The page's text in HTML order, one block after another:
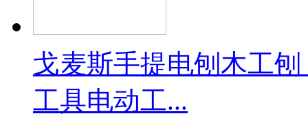
戈麦斯手提电刨木工
工具电动工...